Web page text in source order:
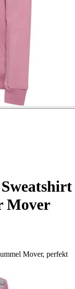
Sweatshirt
Mover
Mover, perfekt